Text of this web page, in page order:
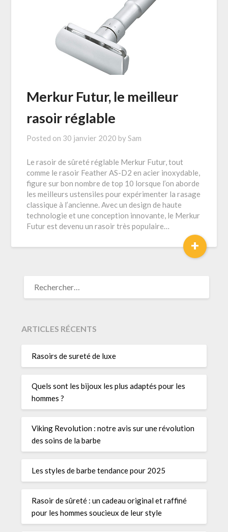
Merkur Futur, le meilleur
rasoir réglable
Posted on 30 janvier 2020 bySam
Le rasoir de sûreté réglable Merkur Futur, tout
comme le rasoir Feather AS-D2 en acier inoxydable,
figure sur bon nombre de top 10 lorsque l’on aborde
les meilleurs ustensiles pour expérimenter la rasage
classique à l’ancienne. Avec un design de haute
technologie et une conception innovante, le Merkur
Futur est devenu un rasoir très populaire…
+
ARTICLES RÉCENTS
Rasoirs de sureté de luxe
Quels sont les bijoux les plus adaptés pour les
hommes ?
Viking Revolution : notre avis sur une révolution
des soins de la barbe
Les styles de barbe tendance pour 2025
Rasoir de sûreté : un cadeau original et raffiné
pour les hommes soucieux de leur style